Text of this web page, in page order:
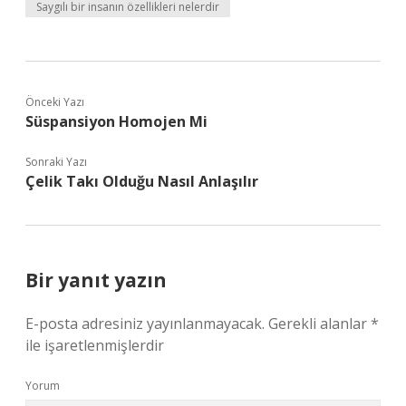
Saygılı bir insanın özellikleri nelerdir
Önceki Yazı
Süspansiyon Homojen Mi
Sonraki Yazı
Çelik Takı Olduğu Nasıl Anlaşılır
Bir yanıt yazın
E-posta adresiniz yayınlanmayacak. Gerekli alanlar*
ile işaretlenmişlerdir
Yorum